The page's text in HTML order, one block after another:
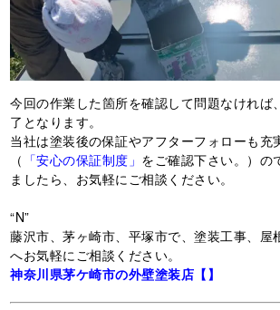
今回の作業した箇所を確認して問題なければ
了となります。
当社は塗装後の保証やアフターフォローも充
（ 「安心の保証制度」 をご確認下さい。）の
ましたら、お気軽にご相談ください。
“N”
藤沢市、茅ヶ崎市、平塚市で、塗装工事、屋
へお気軽にご相談ください。
神奈川県茅ケ崎市の外壁塗装店【】